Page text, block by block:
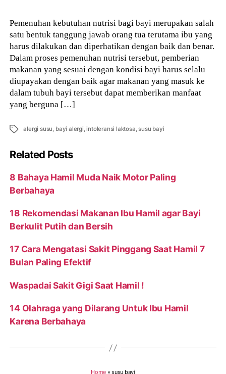
Pemenuhan kebutuhan nutrisi bagi bayi merupakan salah
satu bentuk tanggung jawab orang tua terutama ibu yang
harus dilakukan dan diperhatikan dengan baik dan benar.
Dalam proses pemenuhan nutrisi tersebut, pemberian
makanan yang sesuai dengan kondisi bayi harus selalu
diupayakan dengan baik agar makanan yang masuk ke
dalam tubuh bayi tersebut dapat memberikan manfaat
yang berguna […]
Tags alergi susu, bayi alergi, intoleransi laktosa,susu bayi
Related Posts
8 Bahaya Hamil Muda Naik Motor Paling
Berbahaya
18 Rekomendasi Makanan Ibu Hamil agar Bayi
Berkulit Putih dan Bersih
17 Cara Mengatasi Sakit Pinggang Saat Hamil 7
Bulan Paling Efektif
Waspadai Sakit Gigi Saat Hamil !
14 Olahraga yang Dilarang Untuk Ibu Hamil
Karena Berbahaya
Home »susu bayi